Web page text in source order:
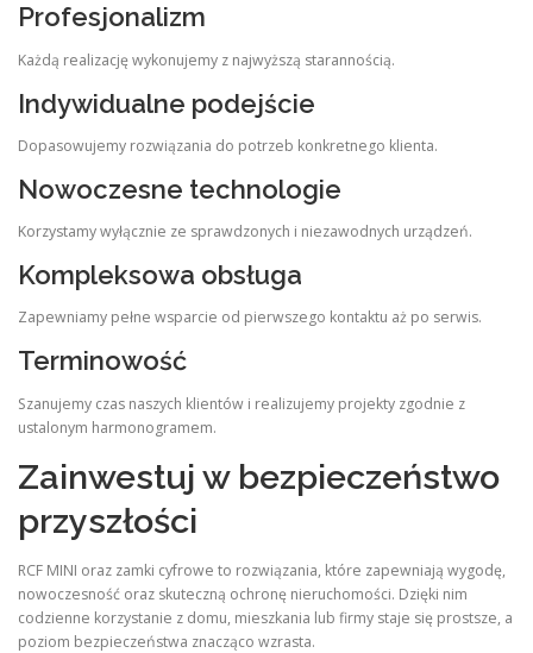
Profesjonalizm
Każdą realizację wykonujemy z najwyższą starannością.
Indywidualne podejście
Dopasowujemy rozwiązania do potrzeb konkretnego klienta.
Nowoczesne technologie
Korzystamy wyłącznie ze sprawdzonych i niezawodnych urządzeń.
Kompleksowa obsługa
Zapewniamy pełne wsparcie od pierwszego kontaktu aż po serwis.
Terminowość
Szanujemy czas naszych klientów i realizujemy projekty zgodnie z
ustalonym harmonogramem.
Zainwestuj w bezpieczeństwo
przyszłości
RCF MINI oraz zamki cyfrowe to rozwiązania, które zapewniają wygodę,
nowoczesność oraz skuteczną ochronę nieruchomości. Dzięki nim
codzienne korzystanie z domu, mieszkania lub firmy staje się prostsze, a
poziom bezpieczeństwa znacząco wzrasta.